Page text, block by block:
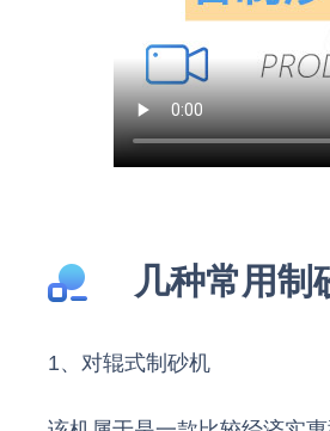
几种常用制
1、对辊式制砂机